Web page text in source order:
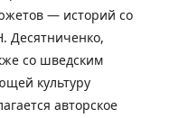
— историй со
Десятниченко,
со шведским
культуру
авторское